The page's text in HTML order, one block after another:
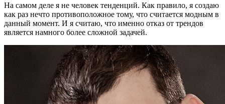
На самом деле я не человек тенденций. Как правило, я создаю
как раз нечто противоположное тому, что считается модным в
данный момент. И я считаю, что именно отказ от трендов
является намного более сложной задачей.